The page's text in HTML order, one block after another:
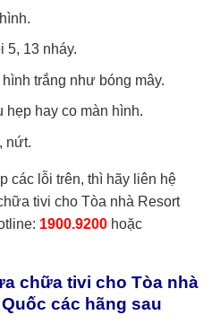
5, 13 nháy.
trắng như bóng mây.
hẹp hay co màn hình.
nứt.
các lỗi trên, thì hãy liên hệ
tivi cho Tòa nhà Resort
1900.9200 hoặc
chữa tivi cho Tòa nhà
các hãng sau